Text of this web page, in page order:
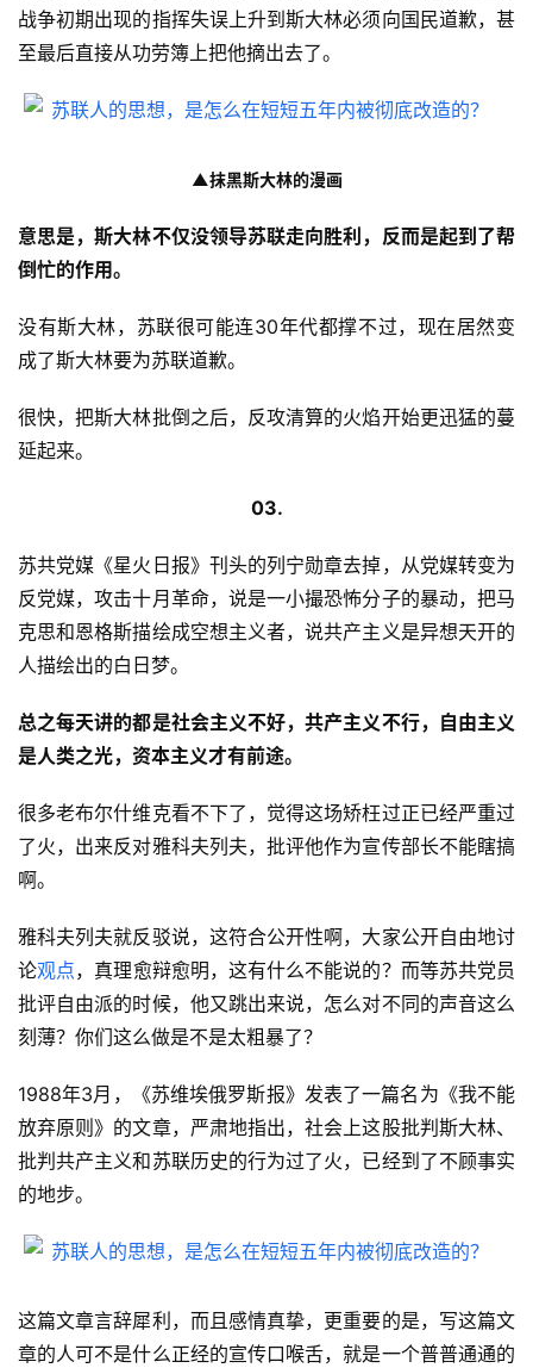
战争初期出现的指挥失误上升到斯大林必须向国民道歉，甚
至最后直接从功劳簿上把他摘出去了。
▲抹黑斯大林的漫画
意思是，斯大林不仅没领导苏联走向胜利，反而是起到了帮
倒忙的作用。
没有斯大林，苏联很可能连30年代都撑不过，现在居然变
成了斯大林要为苏联道歉。
很快，把斯大林批倒之后，反攻清算的火焰开始更迅猛的蔓
延起来。
03.
苏共党媒《星火日报》刊头的列宁勋章去掉，从党媒转变为
反党媒，攻击十月革命，说是一小撮恐怖分子的暴动，把马
克思和恩格斯描绘成空想主义者，说共产主义是异想天开的
人描绘出的白日梦。
总之每天讲的都是社会主义不好，共产主义不行，自由主义
是人类之光，资本主义才有前途。
很多老布尔什维克看不下了，觉得这场矫枉过正已经严重过
了火，出来反对雅科夫列夫，批评他作为宣传部长不能瞎搞
啊。
雅科夫列夫就反驳说，这符合公开性啊，大家公开自由地讨
论观点，真理愈辩愈明，这有什么不能说的？而等苏共党员
批评自由派的时候，他又跳出来说，怎么对不同的声音这么
刻薄？你们这么做是不是太粗暴了？
1988年3月，《苏维埃俄罗斯报》发表了一篇名为《我不能
放弃原则》的文章，严肃地指出，社会上这股批判斯大林、
批判共产主义和苏联历史的行为过了火，已经到了不顾事实
的地步。
这篇文章言辞犀利，而且感情真挚，更重要的是，写这篇文
章的人可不是什么正经的宣传口喉舌，就是一个普普通通的